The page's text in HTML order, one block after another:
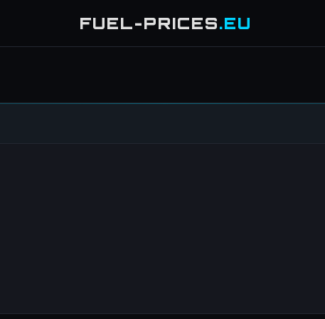
FUEL-PRICES.EU